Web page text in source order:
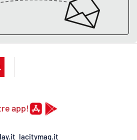
app!
lacitymag.it